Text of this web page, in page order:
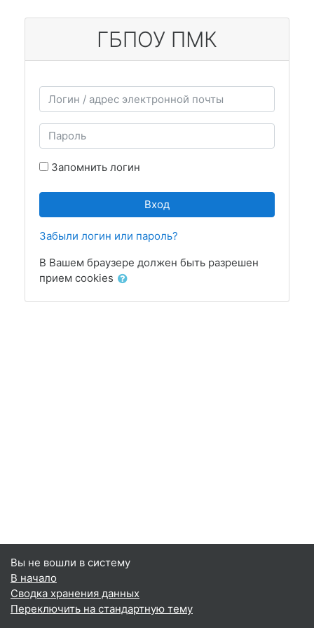
ГБПОУ ПМК
Логин / адрес электронной почты
Пароль
Запомнить логин
Вход
Забыли логин или пароль?
В Вашем браузере должен быть разрешен
прием cookies
Вы не вошли в систему
В начало
Сводка хранения данных
Переключить на стандартную тему